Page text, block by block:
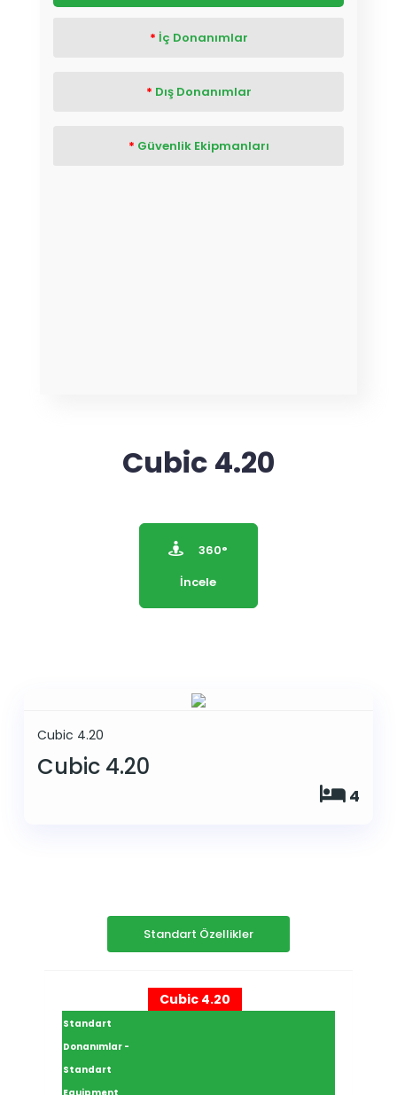
İç Donanımlar
Dış Donanımlar
Güvenlik Ekipmanları
Cubic 4.20
360°
İncele
Cubic 4.20
Cubic 4.20
4
Standart Özellikler
Cubic 4.20
Standart
Donanımlar -
Standart